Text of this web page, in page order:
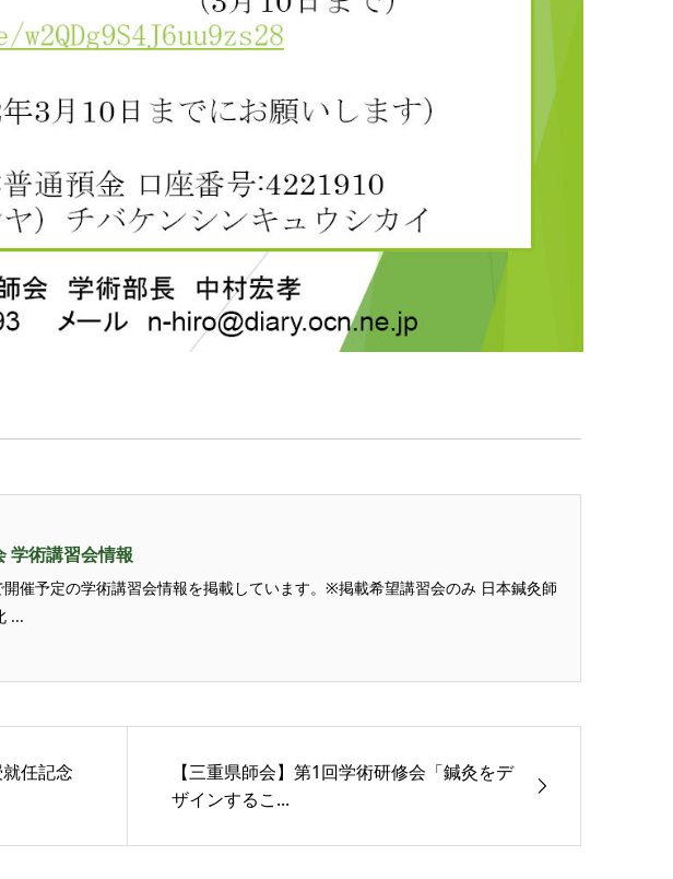
学術講習会情報
催予定の学術講習会情報を掲載しています。※掲載希望講習会のみ 日本鍼灸師
...
任記念
【三重県師会】第1回学術研修会「鍼灸をデ
ザインするこ...